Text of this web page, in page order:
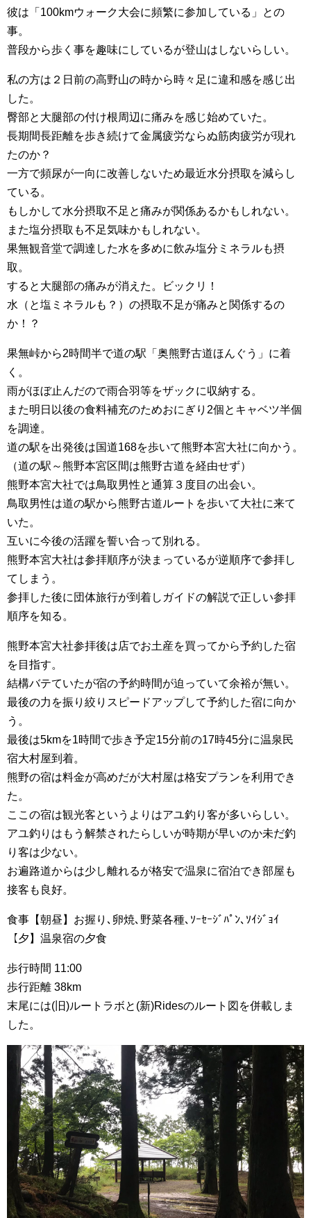
彼は「100kmウォーク大会に頻繁に参加している」との
事。
普段から歩く事を趣味にしているが登山はしないらしい。
私の方は２日前の高野山の時から時々足に違和感を感じ出
した。
臀部と大腿部の付け根周辺に痛みを感じ始めていた。
長期間長距離を歩き続けて金属疲労ならぬ筋肉疲労が現れ
たのか？
一方で頻尿が一向に改善しないため最近水分摂取を減らし
ている。
もしかして水分摂取不足と痛みが関係あるかもしれない。
また塩分摂取も不足気味かもしれない。
果無観音堂で調達した水を多めに飲み塩分ミネラルも摂
取。
すると大腿部の痛みが消えた。ビックリ！
水（と塩ミネラルも？）の摂取不足が痛みと関係するの
か！？
果無峠から2時間半で道の駅「奥熊野古道ほんぐう」に着
く。
雨がほぼ止んだので雨合羽等をザックに収納する。
また明日以後の食料補充のためおにぎり2個とキャベツ半個
を調達。
道の駅を出発後は国道168を歩いて熊野本宮大社に向かう。
（道の駅～熊野本宮区間は熊野古道を経由せず）
熊野本宮大社では鳥取男性と通算３度目の出会い。
鳥取男性は道の駅から熊野古道ルートを歩いて大社に来て
いた。
互いに今後の活躍を誓い合って別れる。
熊野本宮大社は参拝順序が決まっているが逆順序で参拝し
てしまう。
参拝した後に団体旅行が到着しガイドの解説で正しい参拝
順序を知る。
熊野本宮大社参拝後は店でお土産を買ってから予約した宿
を目指す。
結構バテていたが宿の予約時間が迫っていて余裕が無い。
最後の力を振り絞りスピードアップして予約した宿に向か
う。
最後は5kmを1時間で歩き予定15分前の17時45分に温泉民
宿大村屋到着。
熊野の宿は料金が高めだが大村屋は格安プランを利用でき
た。
ここの宿は観光客というよりはアユ釣り客が多いらしい。
アユ釣りはもう解禁されたらしいが時期が早いのか未だ釣
り客は少ない。
お遍路道からは少し離れるが格安で温泉に宿泊でき部屋も
接客も良好。
食事【朝昼】お握り､卵焼､野菜各種､ｿｰｾｰｼﾞﾊﾟﾝ､ｿｲｼﾞｮｲ
【夕】温泉宿の夕食
歩行時間 11:00
歩行距離 38km
末尾には(旧)ルートラボと(新)Ridesのルート図を併載しま
した。